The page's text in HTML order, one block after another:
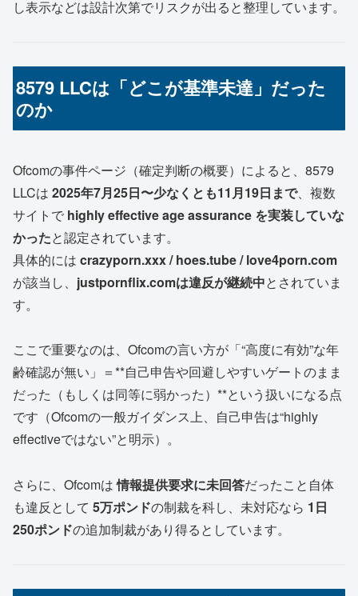
し表示などは設計次第でリスクが出ると整理しています。
8579 LLCは「どこが基準未達」だった
のか
Ofcomの事件ページ（確定判断の概要）によると、8579
LLCは 2025年7月25日〜少なくとも11月19日まで、複数
サイトで highly effective age assurance を実装していな
かったと認定されています。
具体的には crazyporn.xxx / hoes.tube / love4porn.com
が該当し、 justpornflix.comは違反が継続中とされていま
す。
ここで重要なのは、Ofcomの言い方が「“高度に有効”な年
齢確認が無い」＝**自己申告や回避しやすいゲートのまま
だった（もしくは同等に弱かった）**という扱いになる点
です（Ofcomの一般ガイダンス上、自己申告は“highly
effectiveではない”と明示）。
さらに、Ofcomは情報提供要求に未回答だったこと自体
も違反として 5万ポンドの制裁を科し、未対応なら 1日
250ポンドの追加制裁があり得るとしています。